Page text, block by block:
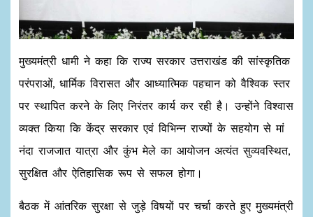
मुख्यमंत्री धामी ने कहा कि राज्य सरकार उत्तराखंड की सांस्कृतिक
परंपराओं, धार्मिक विरासत और आध्यात्मिक पहचान को वैश्विक स्तर
पर स्थापित करने के लिए निरंतर कार्य कर रही है। उन्होंने विश्वास
व्यक्त किया कि केंद्र सरकार एवं विभिन्न राज्यों के सहयोग से मां
नंदा राजजात यात्रा और कुंभ मेले का आयोजन अत्यंत सुव्यवस्थित,
सुरक्षित और ऐतिहासिक रूप से सफल होगा।
बैठक में आंतरिक सुरक्षा से जुड़े विषयों पर चर्चा करते हुए मुख्यमंत्री